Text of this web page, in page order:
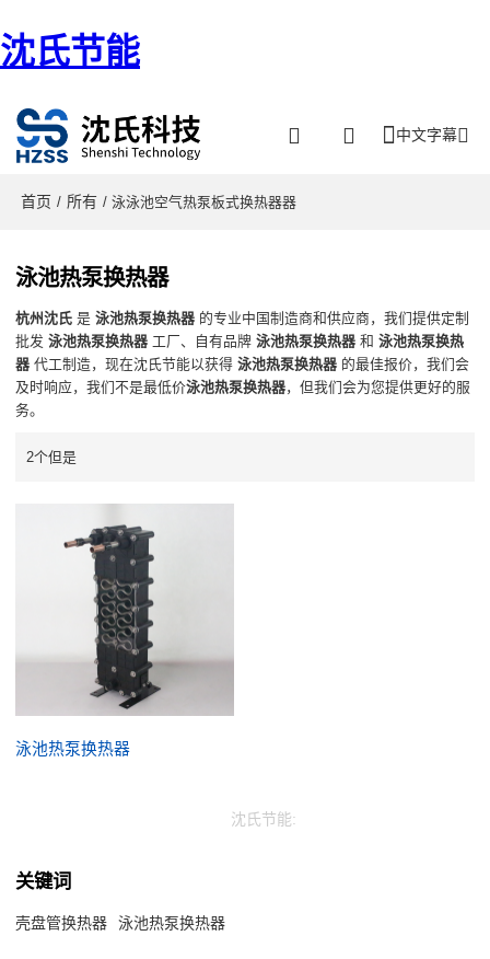
沈氏节能
中文字幕
首页 / 所有 / 泳泳池空气热泵板式换热器器
泳池热泵换热器
杭州沈氏 是泳池热泵换热器 的专业中国制造商和供应商，我们提供定制
批发泳池热泵换热器 工厂、自有品牌泳池热泵换热器 和泳池热泵换热
器 代工制造，现在沈氏节能以获得泳池热泵换热器 的最佳报价，我们会
及时响应，我们不是最低价泳池热泵换热器，但我们会为您提供更好的服
务。
2个但是
泳池热泵换热器
沈氏节能:
关键词
壳盘管换热器 泳池热泵换热器